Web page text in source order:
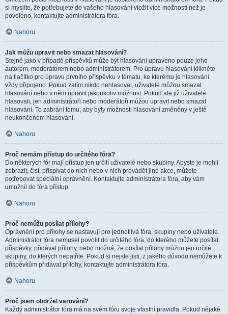
si myslíte, že potřebujete do vašeho hlasování vložit více možností než je
povoleno, kontaktujte administrátora fóra.
Nahoru
Jak můžu upravit nebo smazat hlasování?
Stejně jako v případě příspěvků může být hlasování upraveno pouze jeho
autorem, moderátorem nebo administrátorem. Pro úpravu hlasování klikněte
na tlačítko pro úpravu prvního příspěvku v tématu, ke kterému je hlasování
vždy připojeno. Pokud zatím nikdo nehlasoval, uživatelé můžou smazat
hlasování nebo v něm upravit jakoukoliv možnost. Pokud ale již uživatelé
hlasovali, jen administrátoři nebo moderátoři můžou upravit nebo smazat
hlasování. To zabrání tomu, aby byly možnosti hlasování změněny v ještě
neukončeném hlasování.
Nahoru
Proč nemám přístup do určitého fóra?
Do některých fór mají přístup jen určití uživatelé nebo skupiny. Abyste je mohli
zobrazit, číst, přispívat do nich nebo v nich provádět jiné akce, můžete
potřebovat speciální oprávnění. Kontaktujte administrátora fóra, aby vám
umožnil do fóra přístup.
Nahoru
Proč nemůžu posílat přílohy?
Oprávnění pro přílohy se nastavují pro jednotlivá fóra, skupiny nebo uživatele.
Administrátor fóra nemusel povolit do určitého fóra, do kterého můžete posílat
příspěvky, přidávat přílohy, nebo možná, že posílat přílohy můžou jen určité
skupiny, do kterých nepatříte. Pokud si nejste jisti, z jakého důvodu nemůžete k
příspěvkům přidávat přílohy, kontaktujte administrátora fóra.
Nahoru
Proč jsem obdržel varování?
Každý administrátor fóra má na svém fóru svoje vlastní pravidla. Pokud nějaké